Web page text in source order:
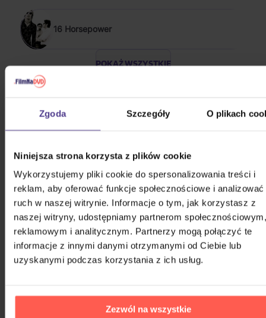
Zgoda Szczegóły O plikach
Niniejsza strona korzysta z plików cookie
Wykorzystujemy pliki cookie do spersonalizowania treści i
reklam, aby oferować funkcje społecznościowe i analizować
ruch w naszej witrynie. Informacje o tym, jak korzystasz z
naszej witryny, udostępniamy partnerom społecznościowym,
reklamowym i analitycznym. Partnerzy mogą połączyć te
informacje z innymi danymi otrzymanymi od Ciebie lub
uzyskanymi podczas korzystania z ich usług.
Zezwól na wszystkie
16 Horsepower
POKAŻ WSZYSTKIE
ROCK 2020 - 2026
Harlej: Best Of 30 let (2006 -
2025) Part 2
CD
Na magazynie 54,40 zł
Kabát: Original Albums Vol.3
4CD
Na magazynie 82,60 zł
Mišík Vladimír: Vteřiny, měsíce a
roky